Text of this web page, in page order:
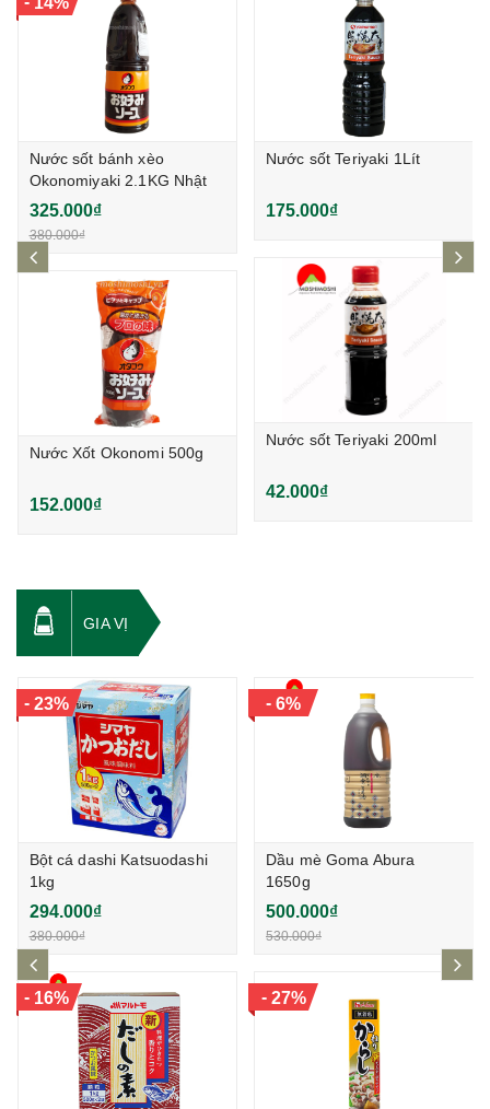
Nước sốt bánh xèo
Okonomiyaki 2.1KG Nhật
Bản
325.000₫
380.000₫
Nước Xốt Okonomi 500g
152.000₫
Nước sốt Teriyaki 1Lít
175.000₫
Nước sốt Teriyaki 200ml
42.000₫
GIA VỊ
- 23%
Bột cá dashi Katsuodashi
1kg
294.000₫
380.000₫
- 16%
- 6%
Dầu mè Goma Abura
1650g
500.000₫
530.000₫
-27%